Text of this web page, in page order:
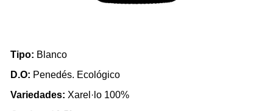
Tipo: Blanco
D.O: Penedés. Ecológico
Variedades: Xarel·lo 100%